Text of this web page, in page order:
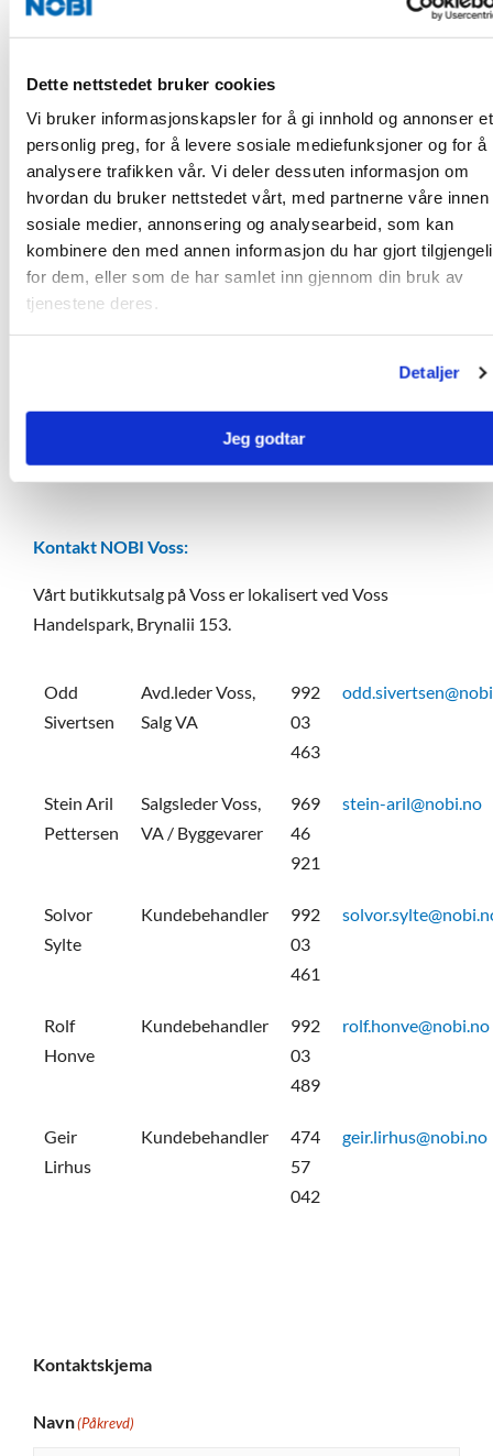
Dette nettstedet bruker cookies
Vi bruker informasjonskapsler for å gi innhold og annonser et
personlig preg, for å levere sosiale mediefunksjoner og for å
analysere trafikken vår. Vi deler dessuten informasjon om
hvordan du bruker nettstedet vårt, med partnerne våre innen
sosiale medier, annonsering og analysearbeid, som kan
kombinere den med annen informasjon du har gjort
for dem, eller som de har samlet inn gjennom din bruk av
tjenestene deres.
Detaljer
Jeg godtar
Igelstrøm
Byggevarer
41
Knudsen
Heimnes
457
542
Kontakt NOBI Voss:
Vårt butikkutsalg på Voss er lokalisert ved Voss
Handelspark, Brynalii 153.
Odd
Sivertsen
Avd.leder Voss,
Salg VA
992
03
463
Stein Aril
Pettersen
Salgsleder Voss,
VA / Byggevarer
969
46
921
stein-aril@nobi.no
Solvor
Sylte
Kundebehandler
992
03
461
Rolf
Honve
Kundebehandler
992
03
489
rolf.honve@nobi.no
Geir
Lirhus
Kundebehandler
474
57
042
geir.lirhus@nobi.no
Kontaktskjema
Navn(Påkrevd)